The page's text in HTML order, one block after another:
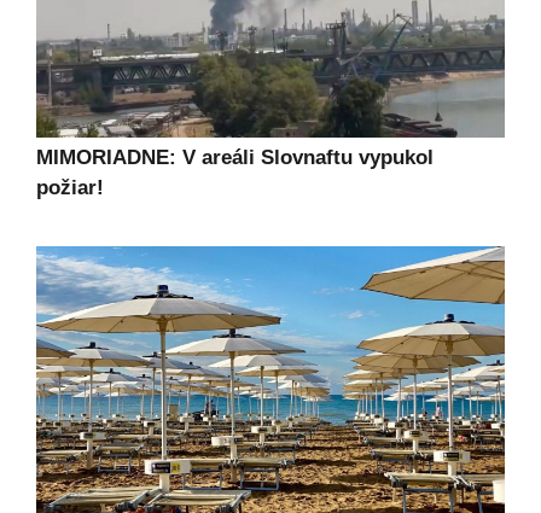
MIMORIADNE: V areáli Slovnaftu vypukol
požiar!